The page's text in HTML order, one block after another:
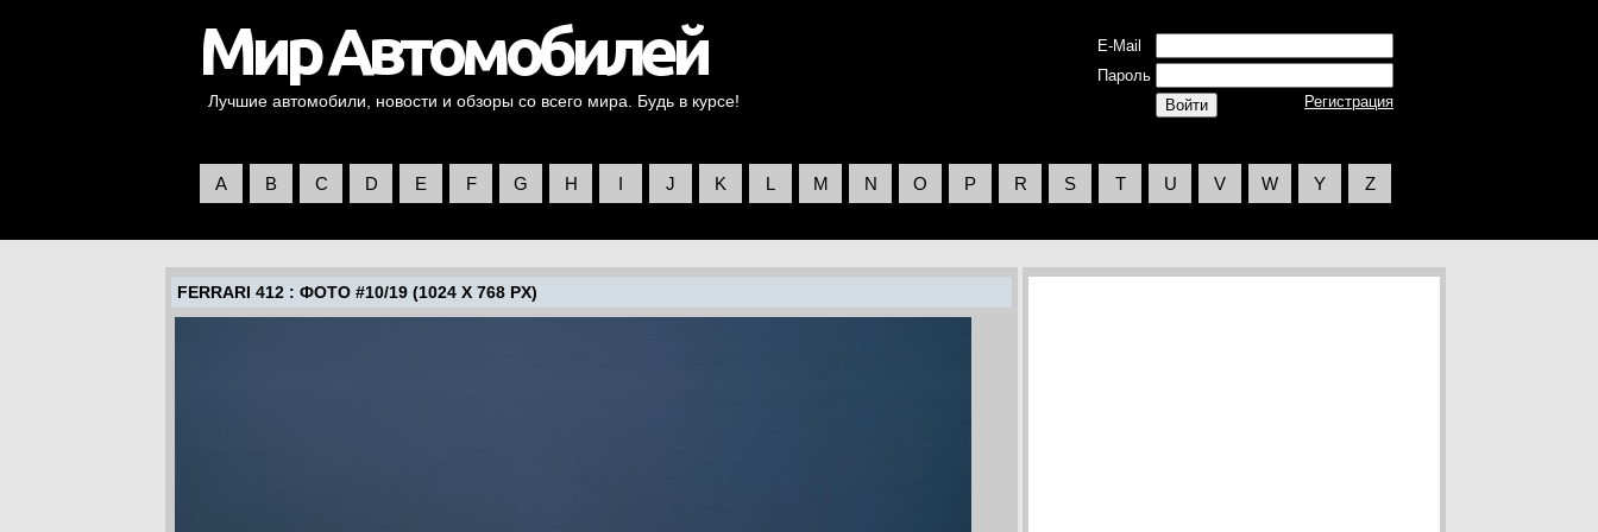
Лучшие автомобили, новости и обзоры со всего мира. Будь в курсе!
E-Mail
Пароль
Регистрация
A B C D E F G H I J K L M N O P R S T U V W Y Z
FERRARI 412: ФОТО #10/19 (1024 X 768 PX)